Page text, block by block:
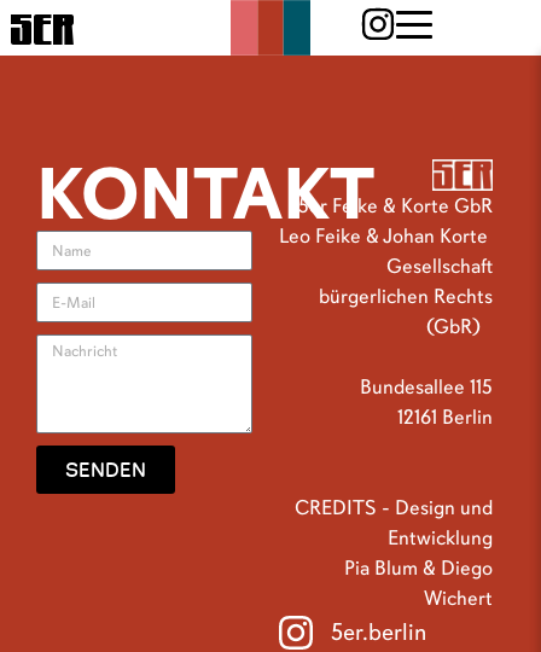
5ER
KONTAKT
SENDEN
5er Feike & Korte GbR
Leo Feike & Johan Korte
Gesellschaft
bürgerlichen Rechts
(GbR)
Bundesallee 115
12161 Berlin
CREDITS - Design und
Entwicklung
Pia Blum & Diego
Wichert
5er.berlin